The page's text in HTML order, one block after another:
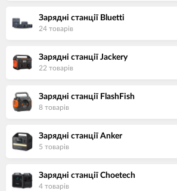
Зарядні станції Bluetti
24 товарiв
Зарядні станції Jackery
22 товарiв
Зарядні станції FlashFish
8 товарiв
Зарядні станції Anker
5 товарiв
Зарядні станції Choetech
4 товарiв